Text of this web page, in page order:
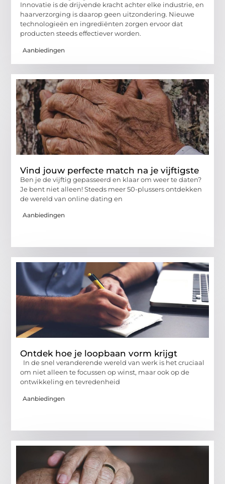
Innovatie is de drijvende kracht achter elke industrie, en
haarverzorging is daarop geen uitzondering. Nieuwe
technologieën en ingrediënten zorgen ervoor dat
producten steeds effectiever worden.
Aanbiedingen
Vind jouw perfecte match na je vijftigste
Ben je de vijftig gepasseerd en klaar om weer te daten?
Je bent niet alleen! Steeds meer 50-plussers ontdekken
de wereld van online dating en
Aanbiedingen
Ontdek hoe je loopbaan vorm krijgt
In de snel veranderende wereld van werk is het cruciaal
om niet alleen te focussen op winst, maar ook op de
ontwikkeling en tevredenheid
Aanbiedingen